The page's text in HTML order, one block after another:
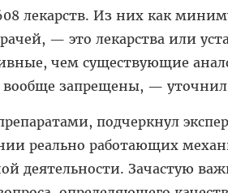
лекарств. Из них как
— это лекарства или
чем существующие
запрещены, —
подчеркнул
реально работающих
деятельности. Зачастую